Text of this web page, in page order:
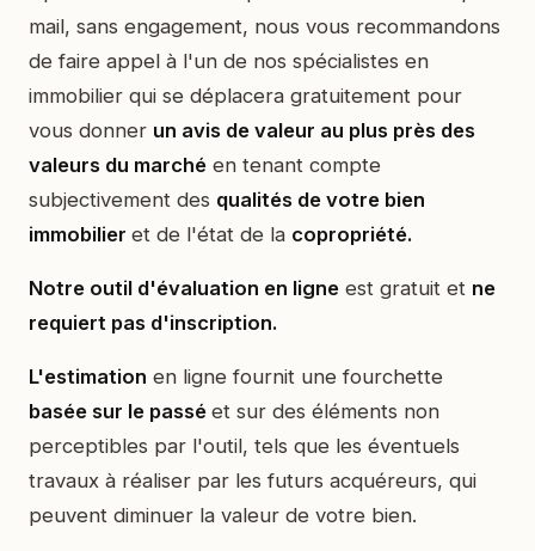
mail, sans engagement, nous vous recommandons
de faire appel à l'un de nos spécialistes en
immobilier qui se déplacera gratuitement pour
vous donner un avis de valeur au plus près des
valeurs du marché en tenant compte
subjectivement des qualités de votre bien
immobilier et de l'état de la copropriété.
Notre outil d'évaluation en ligne est gratuit et ne
requiert pas d'inscription.
L'estimation en ligne fournit une fourchette
basée sur le passé et sur des éléments non
perceptibles par l'outil, tels que les éventuels
travaux à réaliser par les futurs acquéreurs, qui
peuvent diminuer la valeur de votre bien.